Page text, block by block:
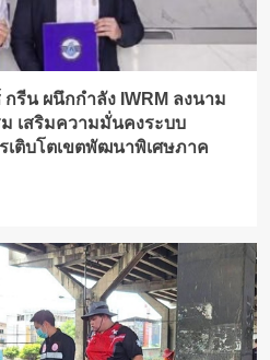
รีน ผนึกกำลัง IWRM ลงนาม
เสริมความมั่นคงระบบ
ติบโตเขตพัฒนาพิเศษภาค